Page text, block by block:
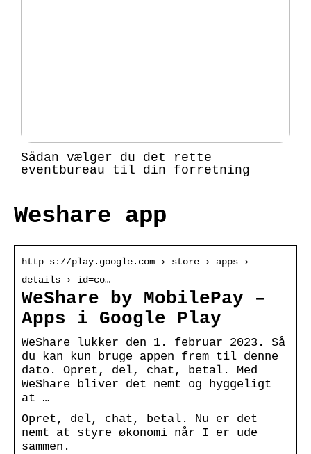
Sådan vælger du det rette
eventbureau til din forretning
Weshare app
http s://play.google.com › store › apps ›
details › id=co…
WeShare by MobilePay –
Apps i Google Play
WeShare lukker den 1. februar 2023. Så
du kan kun bruge appen frem til denne
dato. Opret, del, chat, betal. Med
WeShare bliver det nemt og hyggeligt
at …
Opret, del, chat, betal. Nu er det
nemt at styre økonomi når I er ude
sammen.